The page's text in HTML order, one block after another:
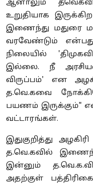
ஆனாலும்
உறுதியாக
இணைந்து மதுரை
வரவேண்டும்
நிலையில்
இல்லை. நீ
விருப்பம்' என
த.வெ.கவை
பயணம் இருக்கும்"
வட்டாரங்கள்.
இதுகுறித்து
த.வெ.கவில்
இன்னும்
அதற்குள்